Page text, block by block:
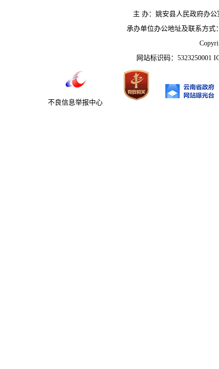
主 办：姚安县人民政府办
承办单位办公地址及联系方式
网站标识码：5323250001
不良信息举报中心